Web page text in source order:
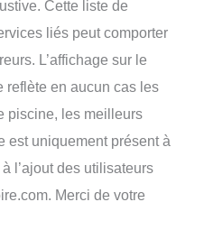
Cette liste de
liés peut comporter
L’affichage sur le
reflète en aucun cas les
piscine, les meilleurs
uniquement présent à
l’ajout des utilisateurs
Merci de votre